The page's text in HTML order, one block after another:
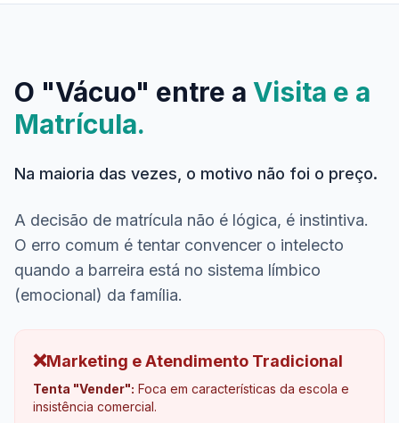
O "Vácuo" entre a Visita e a
Matrícula.
Na maioria das vezes, o motivo não foi o preço.
A decisão de matrícula não é lógica, é instintiva.
O erro comum é tentar convencer o intelecto
quando a barreira está no sistema límbico
(emocional) da família.
❌Marketing e Atendimento Tradicional
Tenta "Vender": Foca em características da escola e
insistência comercial.